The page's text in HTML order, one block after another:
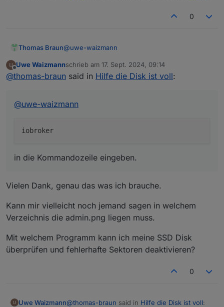
0
Thomas Braun@uwe-waizmann
Offline
Uwe Waizmannschrieb am 17. Sept. 2024, 09:14
zuletzt editiert von
@thomas-braun said in Hilfe die Disk ist voll:
@uwe-waizmann
in die Kommandozeile eingeben.
Vielen Dank, genau das was ich brauche.
Kann mir vielleicht noch jemand sagen in welchem
Verzeichnis die admin.png liegen muss.
Mit welchem Programm kann ich meine SSD Disk
überprüfen und fehlerhafte Sektoren deaktivieren?
0
Uwe Waizmann@thomas-braun said in Hilfe die Disk ist voll: